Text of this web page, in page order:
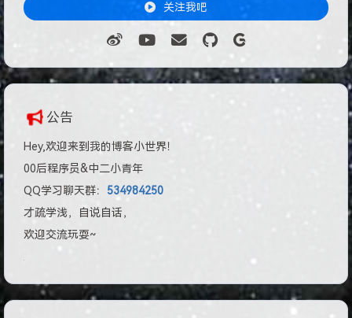
关注我吧
公告
Hey,欢迎来到我的博客小世界！
00后程序员&中二小青年
QQ学习聊天群： 534984250
才疏学浅，自说自话，
欢迎交流玩耍~